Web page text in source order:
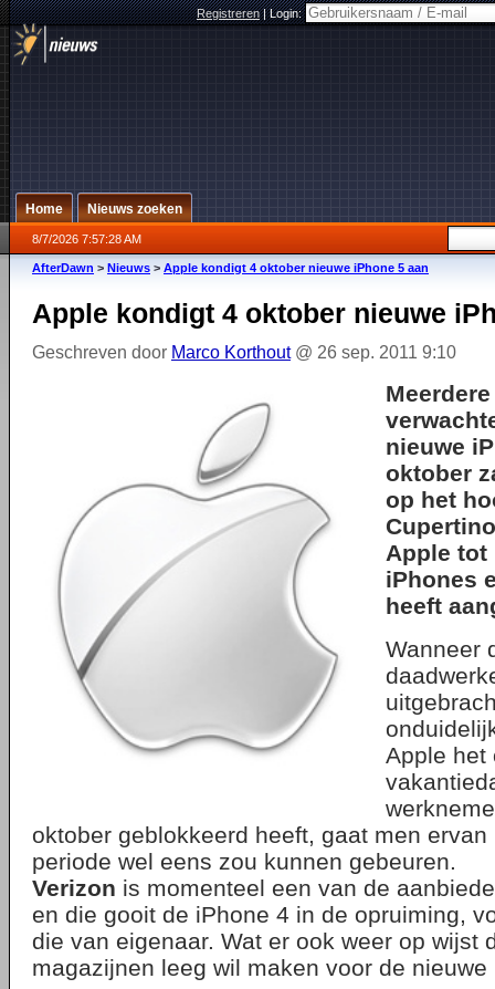
Registreren|Login:
Home Nieuws zoeken
8/7/2026 7:57:28 AM
AfterDawn > Nieuws > Apple kondigt 4 oktober nieuwe iPhone 5 aan
Apple kondigt 4 oktober nieuwe
Geschreven door Marco Korthout@ 26 sep. 2011 9:10
nieuwe
oktober
op het
Apple tot
iPhones
heeft
Wanneer
Apple het
oktober geblokkeerd heeft, gaat men
periode wel eens zou kunnen gebeuren.
Verizon is momenteel een van de
en die gooit de iPhone 4 in de opruiming,
die van eigenaar. Wat er ook weer op wijst
magazijnen leeg wil maken voor de nieuwe